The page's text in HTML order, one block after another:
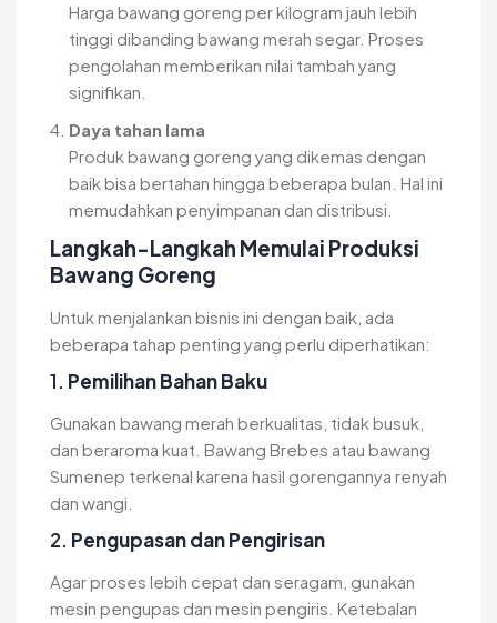
Harga bawang goreng per kilogram jauh lebih
tinggi dibanding bawang merah segar. Proses
pengolahan memberikan nilai tambah yang
signifikan.
Daya tahan lama
Produk bawang goreng yang dikemas dengan
baik bisa bertahan hingga beberapa bulan. Hal ini
memudahkan penyimpanan dan distribusi.
Langkah-Langkah Memulai Produksi
Bawang Goreng
Untuk menjalankan bisnis ini dengan baik, ada
beberapa tahap penting yang perlu diperhatikan:
1. Pemilihan Bahan Baku
Gunakan bawang merah berkualitas, tidak busuk,
dan beraroma kuat. Bawang Brebes atau bawang
Sumenep terkenal karena hasil gorengannya renyah
dan wangi.
2. Pengupasan dan Pengirisan
Agar proses lebih cepat dan seragam, gunakan
mesin pengupas dan mesin pengiris. Ketebalan